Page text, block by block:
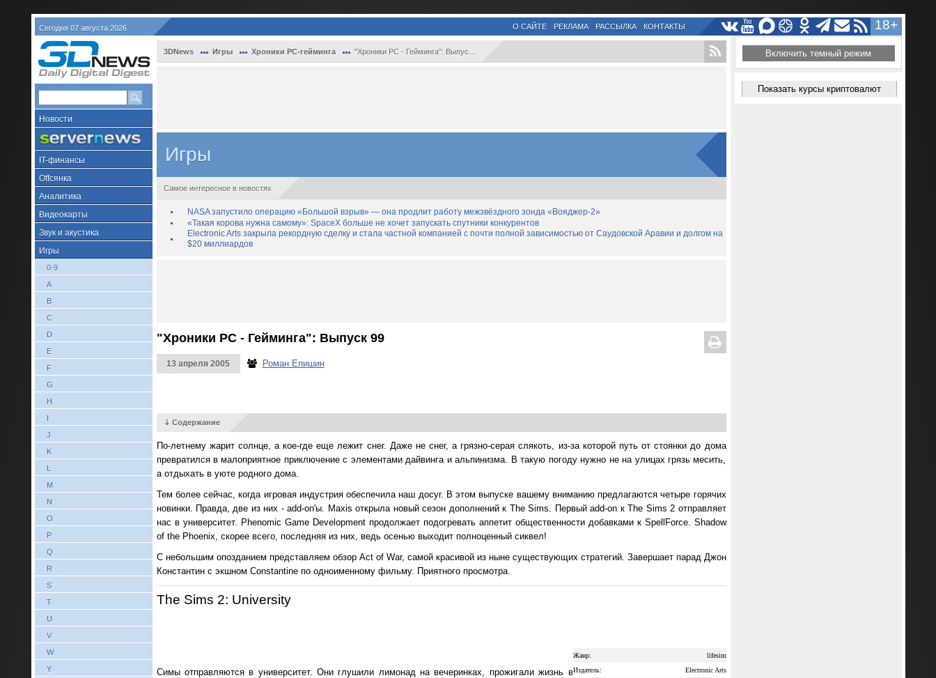
Сегодня 07 августа 2026 18+
О САЙТЕ РЕКЛАМА РАССЫЛКА КОНТАКТЫ
Новости
IT-финансы
Offсянка
Аналитика
Видеокарты
Звук и акустика
Игры
0-9
A
B
C
D
E
F
G
H
I
J
K
L
M
N
O
P
Q
R
S
T
U
V
W
Y
3DNews Игры Хроники PC-гейминга "Хроники PC - Гейминга": Выпус...
Игры
Самое интересное в новостях
NASA запустило операцию «Большой взрыв» — она продлит работу межзвёздного зонда «Вояджер-2»
«Такая корова нужна самому»: SpaceX больше не хочет запускать спутники конкурентов
Electronic Arts закрыла рекордную сделку и стала частной компанией с почти полной зависимостью от Саудовской Аравии и долгом на
$20 миллиардов
"Хроники PC - Гейминга": Выпуск 99
13 апреля 2005 Роман Епишин
⇣ Содержание
По-летнему жарит солнце, а кое-где еще лежит снег. Даже не снег, а грязно-серая слякоть, из-за которой путь от стоянки до дома
превратился в малоприятное приключение с элементами дайвинга и альпинизма. В такую погоду нужно не на улицах грязь месить,
а отдыхать в уюте родного дома.
Тем более сейчас, когда игровая индустрия обеспечила наш досуг. В этом выпуске вашему вниманию предлагаются четыре горячих
новинки. Правда, две из них - add-on'ы. Maxis открыла новый сезон дополнений к The Sims. Первый add-on к The Sims 2 отправляет
нас в университет. Phenomic Game Development продолжает подогревать аппетит общественности добавками к SpellForce. Shadow
of the Phoenix, скорее всего, последняя из них, ведь осенью выходит полноценный сиквел!
С небольшим опозданием представляем обзор Act of War, самой красивой из ныне существующих стратегий. Завершает парад Джон
Константин с экшном Constantine по одноименному фильму. Приятного просмотра.
The Sims 2: University
Жанр:
lifesim
Издатель:
Electronic Arts
Симы отправляются в университет. Они глушили лимонад на вечеринках, прожигали жизнь в
Включить темный режим
Показать курсы криптовалют